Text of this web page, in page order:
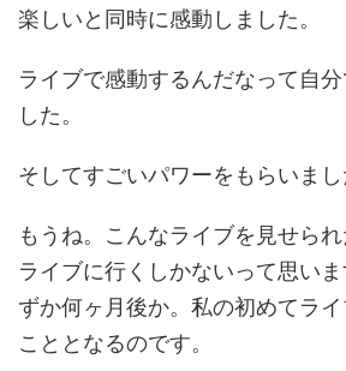
楽しいと同時に感動しました。
ライブで感動するんだなって自
した。
そしてすごいパワーをもらいまし
もうね。こんなライブを見せら
ライブに行くしかないって思い
ずか何ヶ月後か。私の初めてラ
こととなるのです。